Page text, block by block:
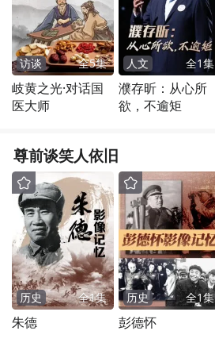
访谈 全5集
岐黄之光·对话国
医大师
人文 全1集
濮存昕：从心所
欲，不逾矩
尊前谈笑人依旧
历史 全1集
朱德
历史 全1集
彭德怀